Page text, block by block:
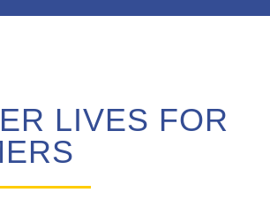
Inicio
Historias de
LIVES FOR